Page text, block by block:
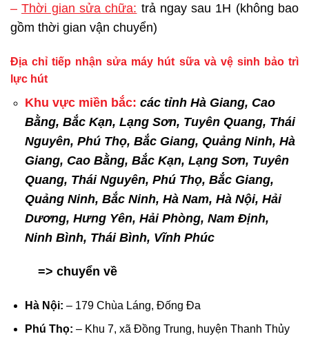
–Thời gian sửa chữa: trả ngay sau 1H (không bao
gồm thời gian vận chuyển)
Địa chỉ tiếp nhận sửa máy hút sữa và vệ sinh bảo trì
lực hút
Khu vực miền bắc: các tỉnh Hà Giang, Cao
Bằng, Bắc Kạn, Lạng Sơn, Tuyên Quang, Thái
Nguyên, Phú Thọ, Bắc Giang, Quảng Ninh, Hà
Giang, Cao Bằng, Bắc Kạn, Lạng Sơn, Tuyên
Quang, Thái Nguyên, Phú Thọ, Bắc Giang,
Quảng Ninh, Bắc Ninh, Hà Nam, Hà Nội, Hải
Dương, Hưng Yên, Hải Phòng, Nam Định,
Ninh Bình, Thái Bình, Vĩnh Phúc
=> chuyển về
Hà Nội: – 179 Chùa Láng, Đống Đa
Phú Thọ: – Khu 7, xã Đồng Trung, huyện Thanh Thủy